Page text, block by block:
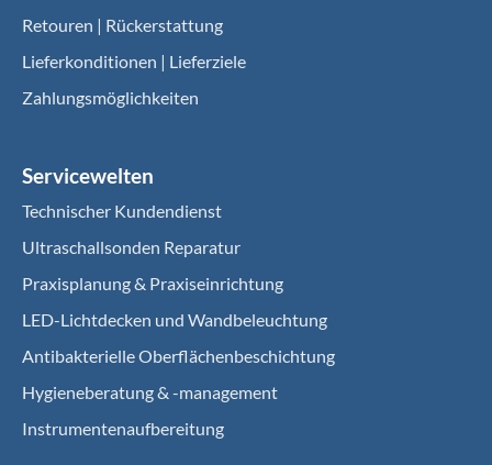
Retouren | Rückerstattung
Lieferkonditionen | Lieferziele
Zahlungsmöglichkeiten
Servicewelten
Technischer Kundendienst
Ultraschallsonden Reparatur
Praxisplanung & Praxiseinrichtung
LED-Lichtdecken und Wandbeleuchtung
Antibakterielle Oberflächenbeschichtung
Hygieneberatung & -management
Instrumentenaufbereitung